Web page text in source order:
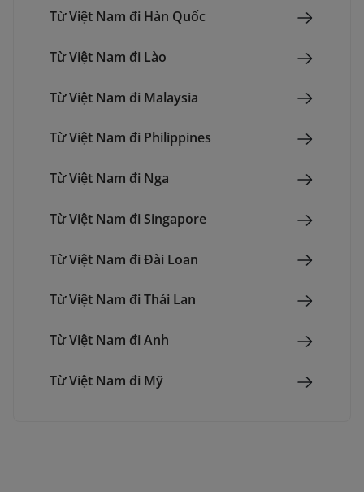
Từ Việt Nam đi Hàn Quốc
Từ Việt Nam đi Lào
Từ Việt Nam đi Malaysia
Từ Việt Nam đi Philippines
Từ Việt Nam đi Nga
Từ Việt Nam đi Singapore
Từ Việt Nam đi Đài Loan
Từ Việt Nam đi Thái Lan
Từ Việt Nam đi Anh
Từ Việt Nam đi Mỹ